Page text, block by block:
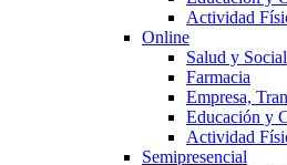
Actividad
Online
Salud y Social
Farmacia
Empresa,
Educación y
Actividad
Semipresencial